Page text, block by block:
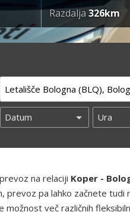
Razdalja 326km
na relaciji Koper -
prevoz pa lahko začnete
več različnih